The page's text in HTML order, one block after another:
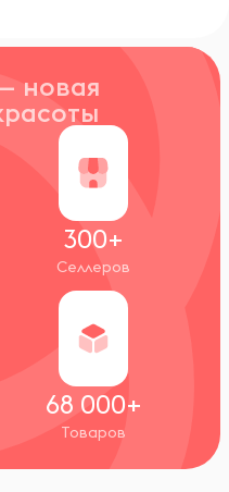
новая
300+
Селлеров
68 000+
Товаров